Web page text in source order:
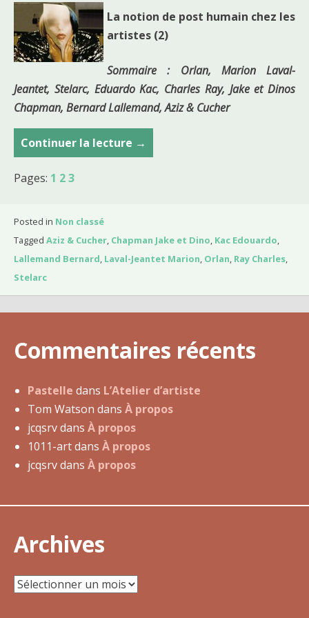
La notion de post humain chez les
artistes (2)
Sommaire : Orlan, Marion Laval-
Jeantet, Stelarc, Eduardo Kac, Charles Ray, Jake et Dinos
Chapman, Bernard Lallemand, Aziz & Cucher
Continuer la lecture C
o
d
u
5
m
i
0
1
→
Pages: 1 23
Posted in Non classé
Tagged Aziz & Cucher, Chapman Jake et Dino, Kac Edouardo,
Lallemand Bernard, Laval-Jeantet Marion, Orlan, Ray Charles,
Stelarc
Commentaires récents
Pastelle dans L’Atelier d’artiste
Tom Watson dans À propos
jcqsrvdans À propos
1011-artdans À propos
jcqsrvdans À propos
Archives
Archives